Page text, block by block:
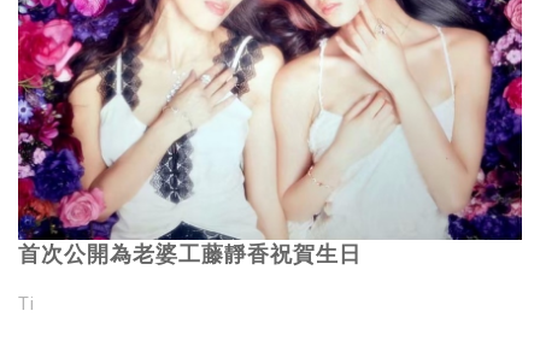
首次公開為老婆工藤靜香祝賀生日
Ti